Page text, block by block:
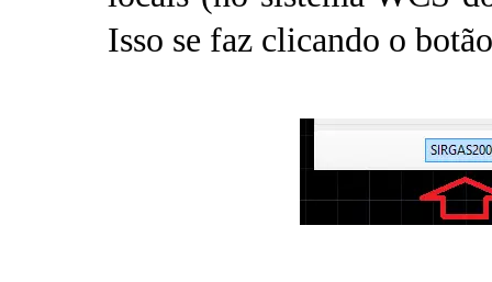
Isso se faz clicando o botão